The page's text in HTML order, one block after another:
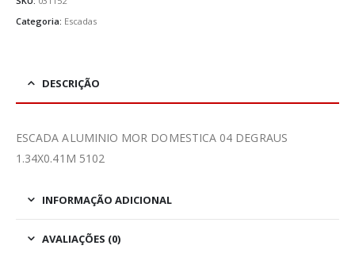
Categoria: Escadas
DESCRIÇÃO
ESCADA ALUMINIO MOR DOMESTICA 04 DEGRAUS
1.34X0.41M 5102
INFORMAÇÃO ADICIONAL
AVALIAÇÕES (0)